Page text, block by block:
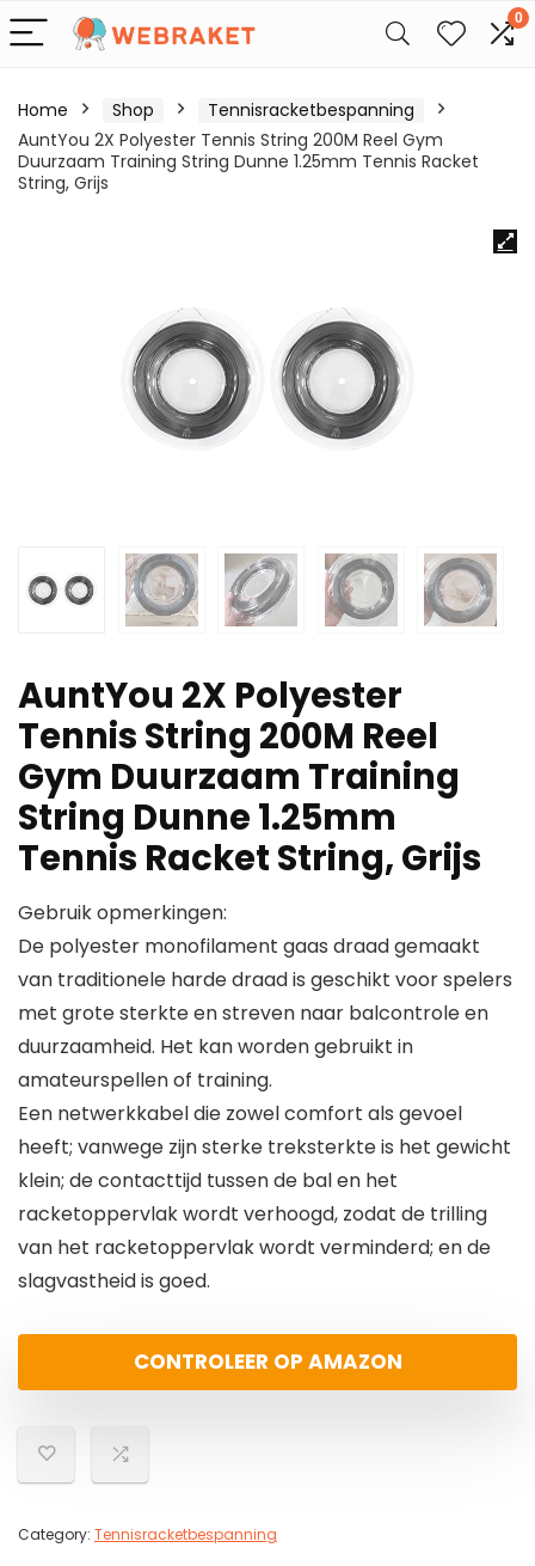
0
Home Shop
Tennisracketbespanning
AuntYou 2X Polyester Tennis String 200M Reel Gym
Duurzaam Training String Dunne 1.25mm Tennis Racket
String, Grijs
AuntYou 2X Polyester
Tennis String 200M Reel
Gym Duurzaam Training
String Dunne 1.25mm
Tennis Racket String, Grijs
Gebruik opmerkingen:
De polyester monofilament gaas draad gemaakt
van traditionele harde draad is geschikt voor spelers
met grote sterkte en streven naar balcontrole en
duurzaamheid. Het kan worden gebruikt in
amateurspellen of training.
Een netwerkkabel die zowel comfort als gevoel
heeft; vanwege zijn sterke treksterkte is het gewicht
klein; de contacttijd tussen de bal en het
racketoppervlak wordt verhoogd, zodat de trilling
van het racketoppervlak wordt verminderd; en de
slagvastheid is goed.
CONTROLEER OP AMAZON
Category: Tennisracketbespanning